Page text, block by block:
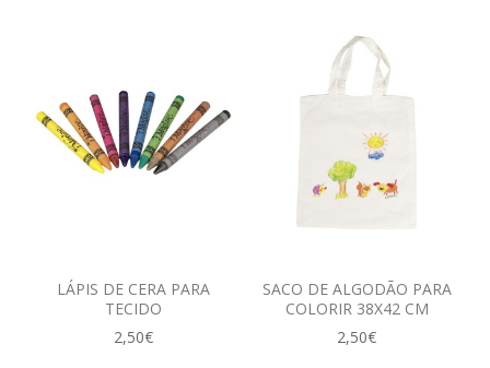
LÁPIS DE CERA PARA
TECIDO
2,50€
SACO DE ALGODÃO PARA
COLORIR 38X42 CM
2,50€